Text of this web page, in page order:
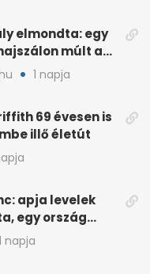
elmondta: egy
múlt az
1 napja
69 évesen is
illő életút
apja levelek
egy ország
napja